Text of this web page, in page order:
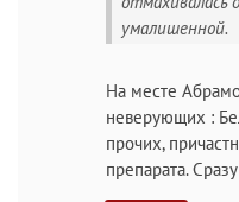
умалишенной.
На месте
неверующих :
прочих,
препарата.